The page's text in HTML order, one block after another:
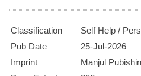
Classification
Self Help /
Pub Date
25-Jul-2026
Imprint
Manjul